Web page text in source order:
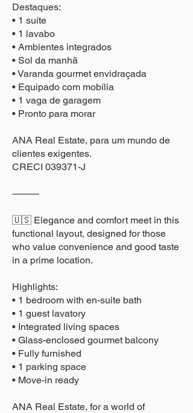
Destaques:
• 1 suíte
• 1 lavabo
• Ambientes integrados
• Sol da manhã
• Varanda gourmet envidraçada
• Equipado com mobília
• 1 vaga de garagem
• Pronto para morar
ANA Real Estate, para um mundo de
clientes exigentes.
CRECI 039371-J
⸻
🇺🇸 Elegance and comfort meet in this
functional layout, designed for those
who value convenience and good taste
in a prime location.
Highlights:
• 1 bedroom with en-suite bath
• 1 guest lavatory
• Integrated living spaces
• Glass-enclosed gourmet balcony
• Fully furnished
• 1 parking space
• Move-in ready
ANA Real Estate, for a world of